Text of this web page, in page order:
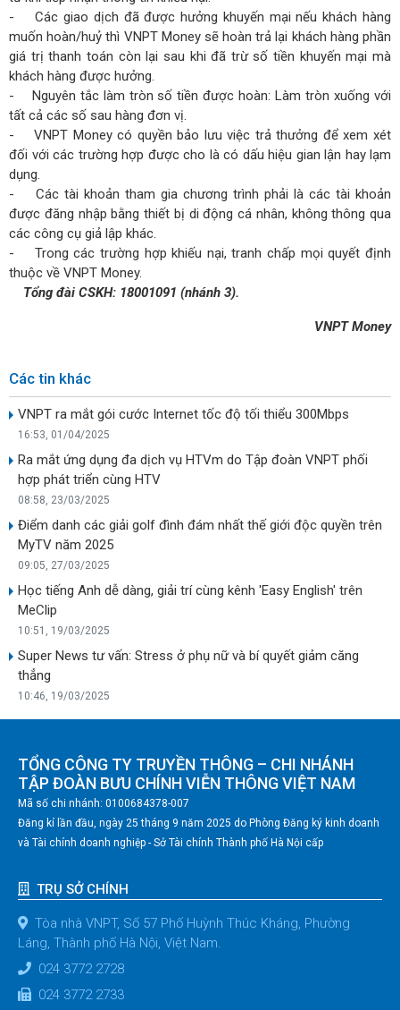
- Các giao dịch đã được hưởng khuyến mại nếu khách hàng
muốn hoàn/huỷ thì VNPT Money sẽ hoàn trả lại khách hàng phần
giá trị thanh toán còn lại sau khi đã trừ số tiền khuyến mại mà
khách hàng được hưởng.
- Nguyên tắc làm tròn số tiền được hoàn: Làm tròn xuống với
tất cả các số sau hàng đơn vị.
- VNPT Money có quyền bảo lưu việc trả thưởng để xem xét
đối với các trường hợp được cho là có dấu hiệu gian lận hay lạm
dụng.
- Các tài khoản tham gia chương trình phải là các tài khoản
được đăng nhập bằng thiết bị di động cá nhân, không thông qua
các công cụ giả lập khác.
- Trong các trường hợp khiếu nại, tranh chấp mọi quyết định
thuộc về VNPT Money.
Tổng đài CSKH: 18001091 (nhánh 3).
VNPT Money
Các tin khác
VNPT ra mắt gói cước Internet tốc độ tối thiểu 300Mbps
16:53, 01/04/2025
Ra mắt ứng dụng đa dịch vụ HTVm do Tập đoàn VNPT phối
hợp phát triển cùng HTV
08:58, 23/03/2025
Điểm danh các giải golf đình đám nhất thế giới độc quyền trên
MyTV năm 2025
09:05, 27/03/2025
Học tiếng Anh dễ dàng, giải trí cùng kênh 'Easy English' trên
MeClip
10:51, 19/03/2025
Super News tư vấn: Stress ở phụ nữ và bí quyết giảm căng
thẳng
10:46, 19/03/2025
TỔNG CÔNG TY TRUYỀN THÔNG – CHI NHÁNH
TẬP ĐOÀN BƯU CHÍNH VIỄN THÔNG VIỆT NAM
Mã số chi nhánh: 0100684378-007
Đăng kí lần đầu, ngày 25 tháng 9 năm 2025 do Phòng Đăng ký kinh doanh
và Tài chính doanh nghiệp - Sở Tài chính Thành phố Hà Nội cấp
TRỤ SỞ CHÍNH
Tòa nhà VNPT, Số 57 Phố Huỳnh Thúc Kháng, Phường
Láng, Thành phố Hà Nội, Việt Nam.
024 3772 2728
024 3772 2733